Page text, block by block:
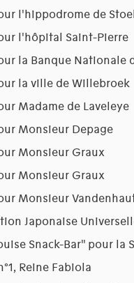
l'hippodrome de
l'hôpital Saint-Pierre
la Banque Nationale
la ville de Willebroek
Madame de Laveleye
Monsieur Depage
Monsieur Graux
Monsieur Graux
Monsieur
Japonaise
Snack-Bar" pour la
Reine Fabiola